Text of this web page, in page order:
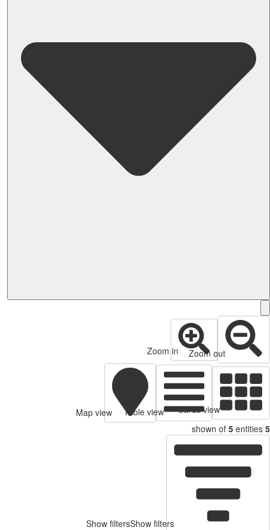
Zoom out
Zoom in
Cards view
Table view
Map view
shown of 5
Show filtersShow filters